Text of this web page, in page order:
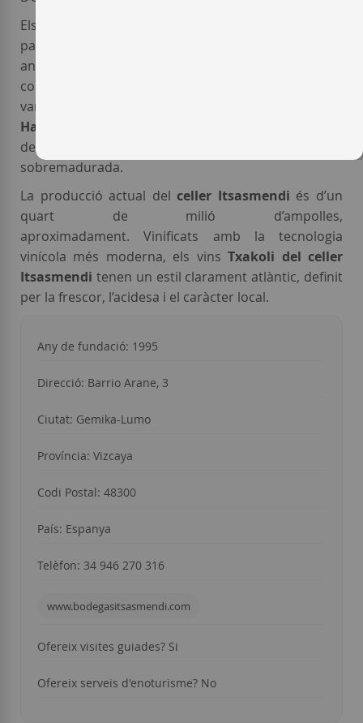
Els
partir de les varietats locals
and
conrea una petit extensió de
varietat alemanya, i la gairebé desconeguda
Handi
de la regió del Jurançon, que se sol veremar
sobremadurada.
La producció actual delceller Itsasmendi és d’un
quart de milió d’ampolles,
aproximadament. Vinificats amb la tecnologia
vinícola més moderna, els vinsTxakoli del celler
Itsasmendi tenen un estil clarament atlàntic, definit
per la frescor, l’acidesa i el caràcter local.
Any de fundació: 1995
Direcció: Barrio Arane, 3
Ciutat: Gemika-Lumo
Província: Vizcaya
Codi Postal: 48300
País: Espanya
Telèfon: 34 946 270 316
www.bodegasitsasmendi.com
Ofereix visites guiades? Si
Ofereix serveis d'enoturisme? No